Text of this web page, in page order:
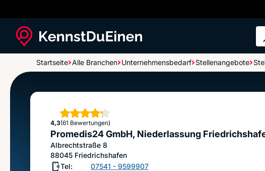
Startseite Alle Branchen Unternehmensbedarf Stellenangebote
Promedis24 GmbH, Niederlassung Friedrichshafen
4,3
Sterne
(61 Bewertungen)
Promedis24 GmbH, Niederlassung
Albrechtstraße 8
88045 Friedrichshafen
Tel:
07541 - 9599907